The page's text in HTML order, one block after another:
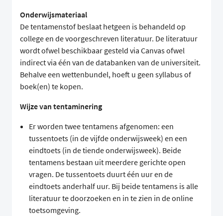
Onderwijsmateriaal
De tentamenstof beslaat hetgeen is behandeld op
college en de voorgeschreven literatuur. De literatuur
wordt ofwel beschikbaar gesteld via Canvas ofwel
indirect via één van de databanken van de universiteit.
Behalve een wettenbundel, hoeft u geen syllabus of
boek(en) te kopen.
Wijze van tentaminering
Er worden twee tentamens afgenomen: een
tussentoets (in de vijfde onderwijsweek) en een
eindtoets (in de tiende onderwijsweek). Beide
tentamens bestaan uit meerdere gerichte open
vragen. De tussentoets duurt één uur en de
eindtoets anderhalf uur. Bij beide tentamens is alle
literatuur te doorzoeken en in te zien in de online
toetsomgeving.